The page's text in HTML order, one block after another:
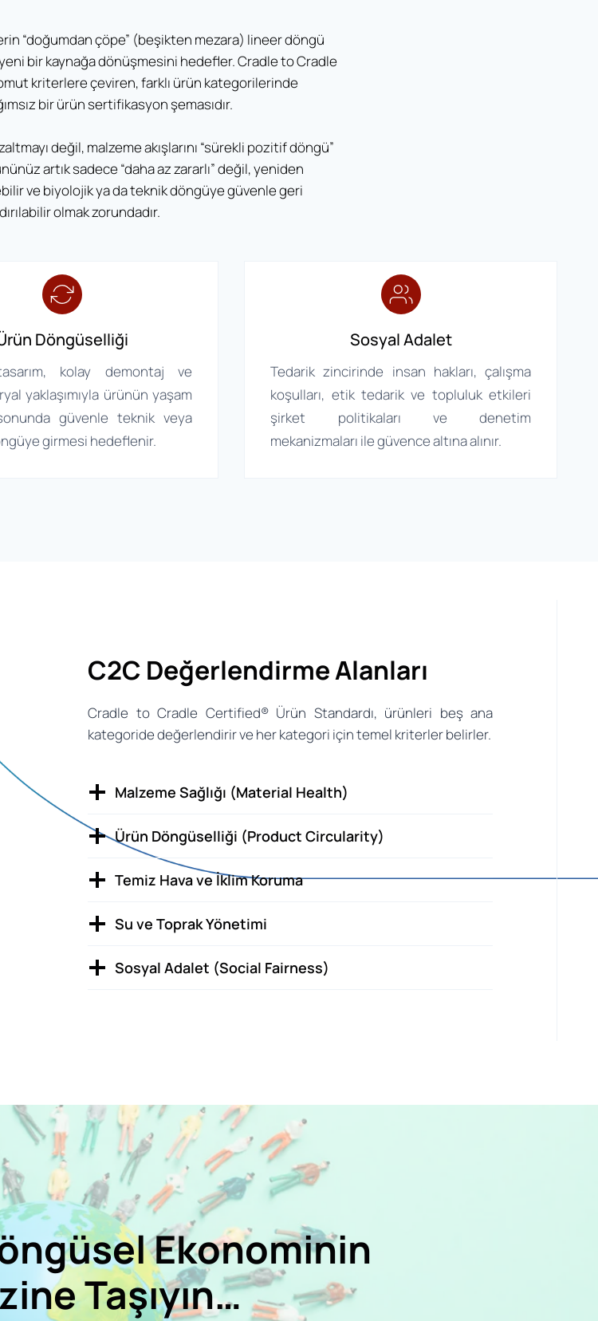
“doğumdan çöpe” (beşikten mezara) lineer döngü
bir kaynağa dönüşmesini hedefler. Cradle to Cradle
kriterlere çeviren, farklı ürün kategorilerinde
bir ürün sertifikasyon şemasıdır.
değil, malzeme akışlarını “sürekli pozitif döngü”
artık sadece “daha az zararlı” değil, yeniden
ve biyolojik ya da teknik döngüye güvenle geri
olmak zorundadır.
Döngüselliği
kolay demontaj ve
yaklaşımıyla ürünün yaşam
güvenle teknik veya
girmesi hedeflenir.
Sosyal Adalet
Tedarik zincirinde insan hakları, çalışma
koşulları, etik tedarik ve topluluk etkileri
şirket politikaları ve denetim
mekanizmaları ile güvence altına alınır.
C2C Değerlendirme Alanları
Cradle to Cradle Certified® Ürün Standardı, ürünleri beş ana
kategoride değerlendirir ve her kategori için temel kriterler belirler.
Malzeme Sağlığı (Material Health)
Ürün Döngüselliği (Product Circularity)
Temiz Hava ve İklim Koruma
Su ve Toprak Yönetimi
Sosyal Adalet (Social Fairness)
Ekonominin
Taşıyın…